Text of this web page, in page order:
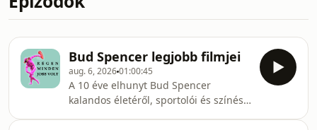
Bud Spencer legjobb filmjei
aug. 6, 202601:00:45
A 10 éve elhunyt Bud Spencer
kalandos életéről, sportolói és színészi